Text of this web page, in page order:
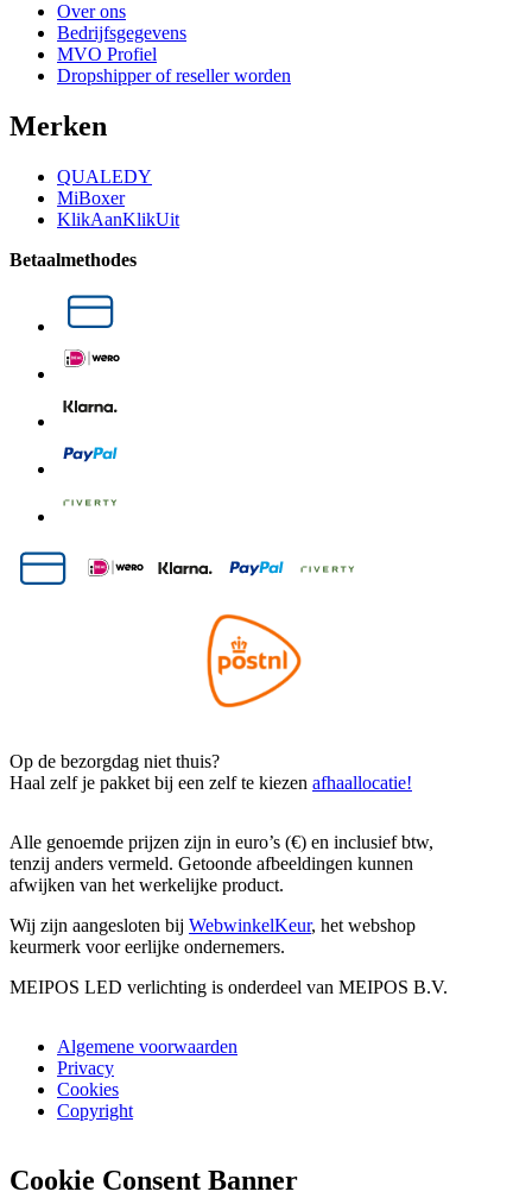
Over ons
Bedrijfsgegevens
MVO Profiel
Dropshipper of reseller worden
Merken
QUALEDY
MiBoxer
KlikAanKlikUit
Betaalmethodes
Op de bezorgdag niet thuis?
Haal zelf je pakket bij een zelf te kiezen afhaallocatie!
Alle genoemde prijzen zijn in euro’s (€) en inclusief btw,
tenzij anders vermeld. Getoonde afbeeldingen kunnen
afwijken van het werkelijke product.
Wij zijn aangesloten bij WebwinkelKeur, het webshop
keurmerk voor eerlijke ondernemers.
MEIPOS LED verlichting is onderdeel van MEIPOS B.V.
Algemene voorwaarden
Privacy
Cookies
Copyright
Cookie Consent Banner